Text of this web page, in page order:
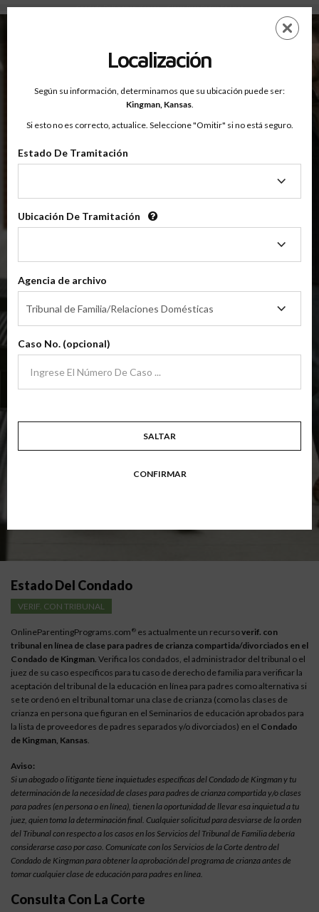
Condado De Kingman, Kansas — Clases Para Padres En Línea
principal
EN
OnlineParentingPrograms.com
Condado De Kingman (KS)
OnlineParentingPrograms.com
reconocida por el tribunal
$49.99 AÑADIR
Clase De Crianza Compartida/Divorcio
(Clase Básica De Crianza Compartida)
Clase de padres de crianza compartida básica centrada en familias en
en un esfuerzo por trabajar juntos con sus padres por el bien de los niños.
Disponible enInglés
Resumen Detallado De La Clase
Estado Del Condado
VERIF. CON TRIBUNAL
OnlineParentingPrograms.com ® es actualmente un recursoverif. con
tribunal en línea de clase para padres de crianza compartida/divorciados en el
Condado de Kingman. Verifica los condados, el administrador del tribunal o el
juez de su caso específicos para tu caso de derecho de familia para verificar la
aceptación del tribunal de la educación en línea para padres como alternativa si
se te ordenó en el tribunal tomar una clase de crianza (como las clases de
crianza en persona que figuran en el Seminarios de educación aprobados para
la lista de proveedores de padres separados y/o divorciados) en el Condado
de Kingman, Kansas.
Aviso:
Si un abogado o litigante tiene inquietudes específicas del Condado de Kingman y tu
determinación de la necesidad de clases para padres de crianza compartida y/o clases
para padres (en persona o en línea), tienen la oportunidad de llevar esa inquietud a tu
juez, quien toma la determinación final. Cualquier solicitud para desviarse de la orden
del Tribunal con respecto a los casos en los Servicios del Tribunal de Familia debería
considerarse caso por caso. Comunícate con los Servicios de la Corte dentro del
Condado de Kingman para obtener la aprobación del programa de crianza antes de
tomar cualquier clase de educación para padres en línea.
Consulta Con La Corte
Localización
Según su información, determinamos que su ubicación puede ser:
Kingman, Kansas.
Si esto no es correcto, actualice. Seleccione "Omitir" si no está seguro.
Estado De Tramitación
Tramitación
Ubicación De Tramitación
Tramitación
Agencia de archivo
Tribunal de Familia/Relaciones Domésticas
de
archivo
Caso No. (opcional)
SALTAR
CONFIRMAR